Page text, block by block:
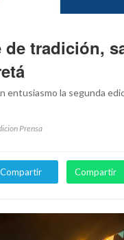
de tradición,
entusiasmo la segunda
Prensa
Compartir Compartir